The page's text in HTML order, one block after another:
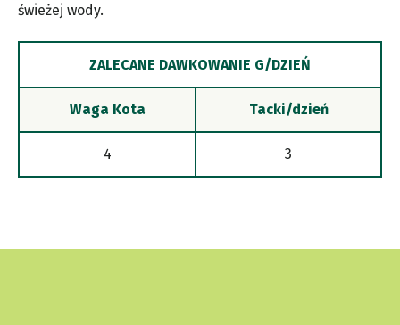
świeżej wody.
ZALECANE DAWKOWANIE G/DZIEŃ
Waga Kota Tacki/dzień
4 3